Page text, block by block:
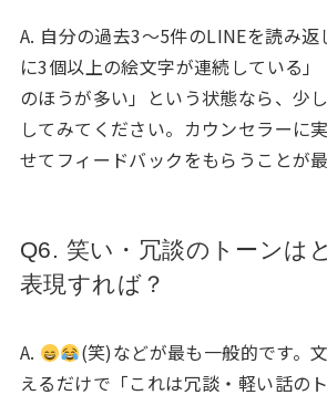
A. 自分の過去3〜5件のLINEを読み
に3個以上の絵文字が連続している
のほうが多い」という状態なら、少
してみてください。カウンセラーに
せてフィードバックをもらうことが最
Q6. 笑い・冗談のトーンは
表現すれば？
A.
(笑)などが最も一般的です。
えるだけで「これは冗談・軽い話の